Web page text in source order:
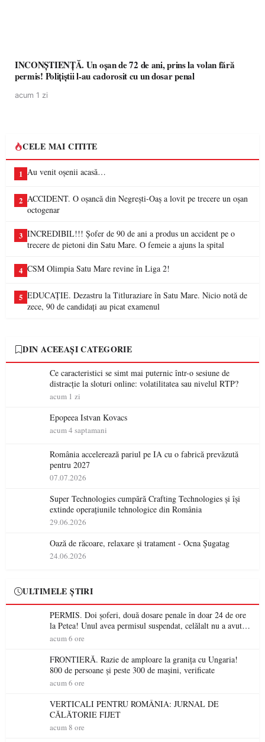
INCONȘTIENȚĂ. Un oșan de 72 de ani, prins la volan fără
permis! Polițiștii l-au cadorosit cu un dosar penal
acum 1 zi
CELE MAI CITITE
1 Au venit oșenii acasă…
2 ACCIDENT. O oșancă din Negrești-Oaș a lovit pe trecere un oșan
octogenar
3 INCREDIBIL!!! Șofer de 90 de ani a produs un accident pe o
trecere de pietoni din Satu Mare. O femeie a ajuns la spital
4 CSM Olimpia Satu Mare revine în Liga 2!
5 EDUCAȚIE. Dezastru la Titluraziare în Satu Mare. Nicio notă de
zece, 90 de candidați au picat examenul
DIN ACEEAȘI CATEGORIE
Ce caracteristici se simt mai puternic într-o sesiune de
distracție la sloturi online: volatilitatea sau nivelul RTP?
acum 1 zi
Epopeea Istvan Kovacs
acum 4 saptamani
România accelerează pariul pe IA cu o fabrică prevăzută
pentru 2027
07.07.2026
Super Technologies cumpără Crafting Technologies și își
extinde operațiunile tehnologice din România
29.06.2026
Oază de răcoare, relaxare și tratament - Ocna Șugatag
24.06.2026
ULTIMELE ȘTIRI
PERMIS. Doi șoferi, două dosare penale în doar 24 de ore
la Petea! Unul avea permisul suspendat, celălalt nu a avut
niciodată permis
acum 6 ore
FRONTIERĂ. Razie de amploare la granița cu Ungaria!
800 de persoane și peste 300 de mașini, verificate
acum 6 ore
VERTICALI PENTRU ROMÂNIA: JURNAL DE
CĂLĂTORIE FIJET
acum 8 ore